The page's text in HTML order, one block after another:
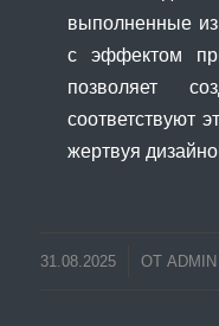
выполненные
с эффектом
позволяет
соответствуют
жертвуя
31.08.2025 ОТ ADMIN